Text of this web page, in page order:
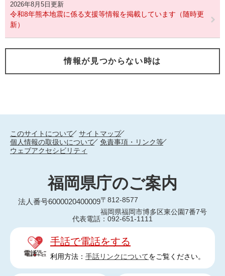
2026年8月5日更新
令和8年熊本地震に係る支援等情報を掲載しています（随時更
新）
情報が見つからない時は
このサイトについて
サイトマップ
個人情報の取扱いについて
免責事項・リンク等
ウェブアクセシビリティ
福岡県庁のご案内
法人番号6000020400009〒812-8577
福岡県福岡市博多区東公園7番7号
代表電話：092-651-1111
手話で電話をする
利用方法： 手話リンクについてをご覧ください。